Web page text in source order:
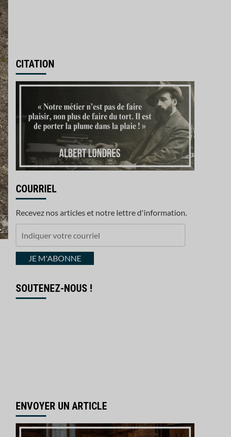
CITATION
COURRIEL
Recevez nos articles et notre lettre d'information.
courrielJE M'ABONNE
SOUTENEZ-NOUS !
ENVOYER UN ARTICLE